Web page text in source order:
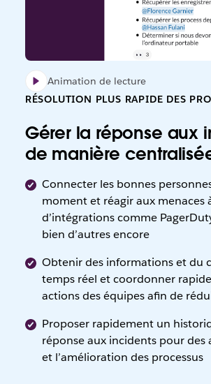
Animation de lecture
RÉSOLUTION PLUS RAPIDE DES
Gérer la réponse aux
de manière
Connecter les bonnes
moment et réagir aux menaces
d’intégrations comme
bien d’autres encore
Obtenir des informations et du
temps réel et coordonner
actions des équipes afin de
Proposer rapidement un
réponse aux incidents pour des
et l’amélioration des processus